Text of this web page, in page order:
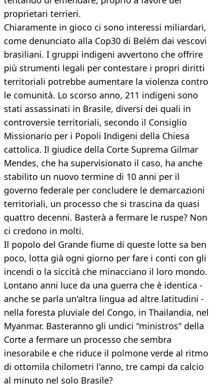
proprietari terrieri.
Chiaramente in gioco ci sono interessi miliardari,
come denunciato alla Cop30 di Belém dai vescovi
brasiliani. I gruppi indigeni avvertono che offrire
più strumenti legali per contestare i propri diritti
territoriali potrebbe aumentare la violenza contro
le comunità. Lo scorso anno, 211 indigeni sono
stati assassinati in Brasile, diversi dei quali in
controversie territoriali, secondo il Consiglio
Missionario per i Popoli Indigeni della Chiesa
cattolica. Il giudice della Corte Suprema Gilmar
Mendes, che ha supervisionato il caso, ha anche
stabilito un nuovo termine di 10 anni per il
governo federale per concludere le demarcazioni
territoriali, un processo che si trascina da quasi
quattro decenni. Basterà a fermare le ruspe? Non
ci credono in molti.
Il popolo del Grande fiume di queste lotte sa ben
poco, lotta già ogni giorno per fare i conti con gli
incendi o la siccità che minacciano il loro mondo.
Lontano anni luce da una guerra che è identica -
anche se parla un'altra lingua ad altre latitudini -
nella foresta pluviale del Congo, in Thailandia, nel
Myanmar. Basteranno gli undici "ministros" della
Corte a fermare un processo che sembra
inesorabile e che riduce il polmone verde al ritmo
di ottomila chilometri l'anno, tre campi da calcio
al minuto nel solo Brasile?